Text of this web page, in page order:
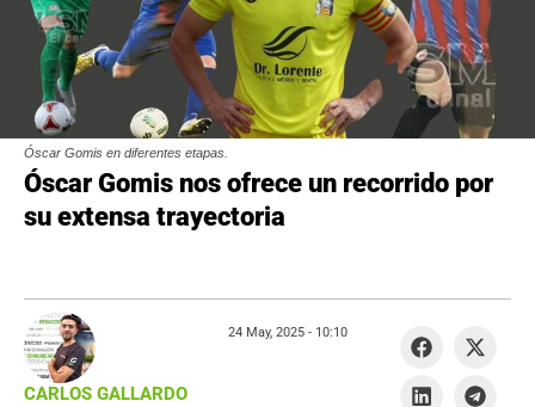
Óscar Gomis en diferentes etapas.
Óscar Gomis nos ofrece un recorrido por
su extensa trayectoria
CARLOS GALLARDO
24 May, 2025 - 10:10